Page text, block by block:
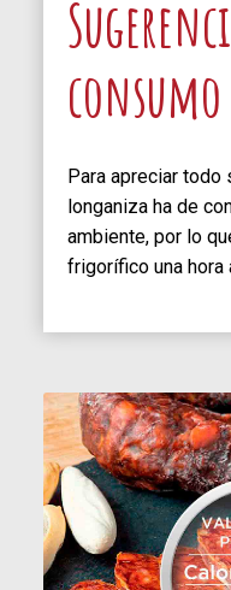
consumo
Para apreciar todo
longaniza ha de
ambiente, por lo
frigorífico una hora